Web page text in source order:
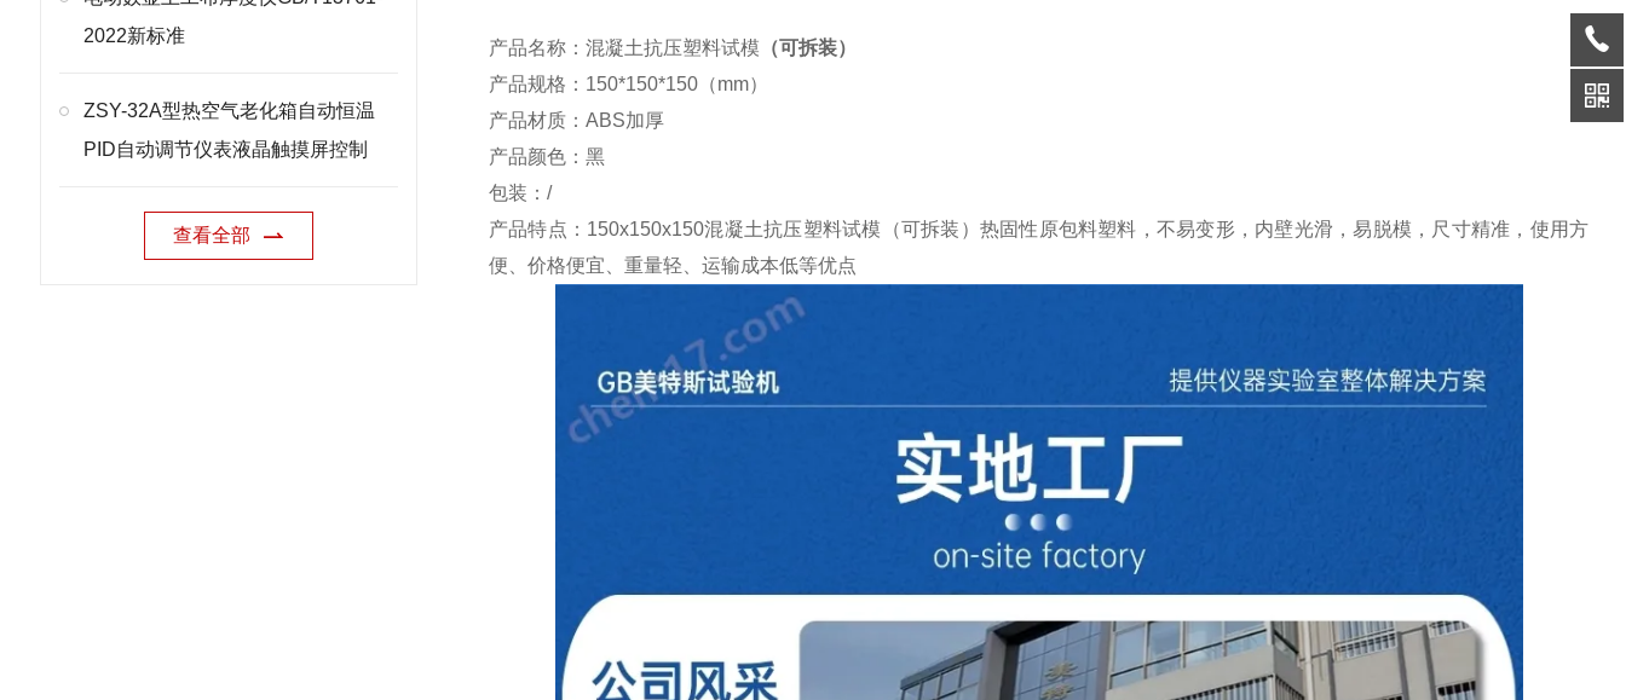
2022新标准
ZSY-32A型热空气老化箱自动恒温
PID自动调节仪表液晶触摸屏控制
查看全部
产品名称：混凝土抗压塑料试模 （可拆装）
产品规格： 150*150*150 （mm）
产品材质： ABS加厚
产品颜色：黑
包装： /
产品特点： 150x150x150混凝土抗压塑料试模（可拆装） 热固性原包料塑料，不易变形，内壁光滑，易脱模，尺寸精准，使用方
便、价格便宜、重量轻、运输成本低等优点